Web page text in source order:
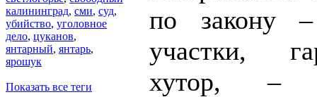
калининград, сми, суд,
убийство, уголовное
дело, цуканов,
янтарный, янтарь,
ярошук
Показать все теги
по закону –
участки,
хутор, –